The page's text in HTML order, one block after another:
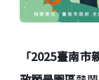
「2025臺南市